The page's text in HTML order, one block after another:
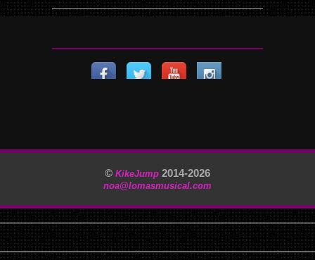
© KikeJump 2014-2026
noa@lomasmusical.com